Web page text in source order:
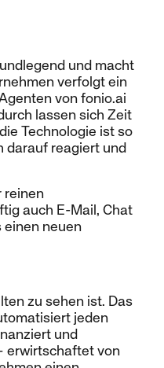
und macht
verfolgt ein
von fonio.ai
lassen sich Zeit
Technologie ist so
darauf reagiert und
reinen
auch E-Mail, Chat
einen neuen
zu sehen ist. Das
jeden
und
erwirtschaftet von